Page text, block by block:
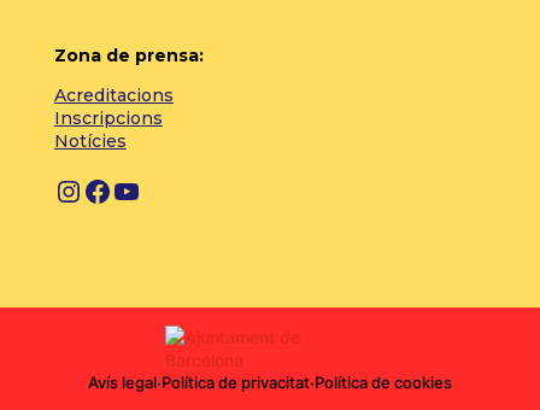
Zona de prensa:
Acreditacions
Inscripcions
Notícies
InstagramFacebook YouTube
Avís legal·Política de privacitat·Política de cookies